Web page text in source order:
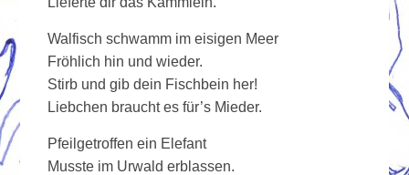
Walfisch schwamm im eisigen Meer
Fröhlich hin und wieder.
Stirb und gib dein Fischbein her!
Liebchen braucht es für’s Mieder.
Pfeilgetroffen ein Elefant
Musste im Urwald erblassen.